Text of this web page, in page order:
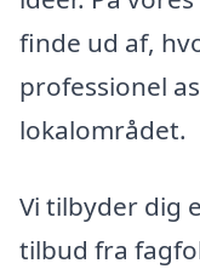
finde ud af,
professionel
lokalområdet.
Vi tilbyder dig
tilbud fra